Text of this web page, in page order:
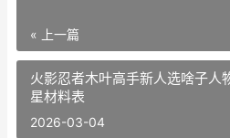
« 上一篇
火影忍者木叶高手新人选啥子人
星材料表
2026-03-04